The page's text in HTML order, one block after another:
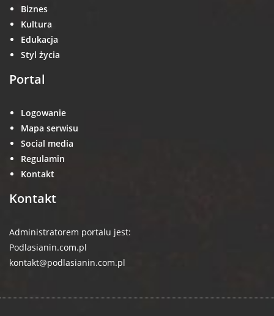
Biznes
Kultura
Edukacja
Styl życia
Portal
Logowanie
Mapa serwisu
Social media
Regulamin
Kontakt
Kontakt
Administratorem portalu jest:
Podlasianin.com.pl
kontakt@podlasianin.com.pl